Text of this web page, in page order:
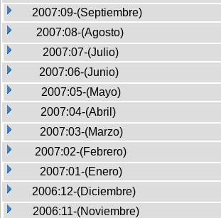
2007:09-(Septiembre)
2007:08-(Agosto)
2007:07-(Julio)
2007:06-(Junio)
2007:05-(Mayo)
2007:04-(Abril)
2007:03-(Marzo)
2007:02-(Febrero)
2007:01-(Enero)
2006:12-(Diciembre)
2006:11-(Noviembre)